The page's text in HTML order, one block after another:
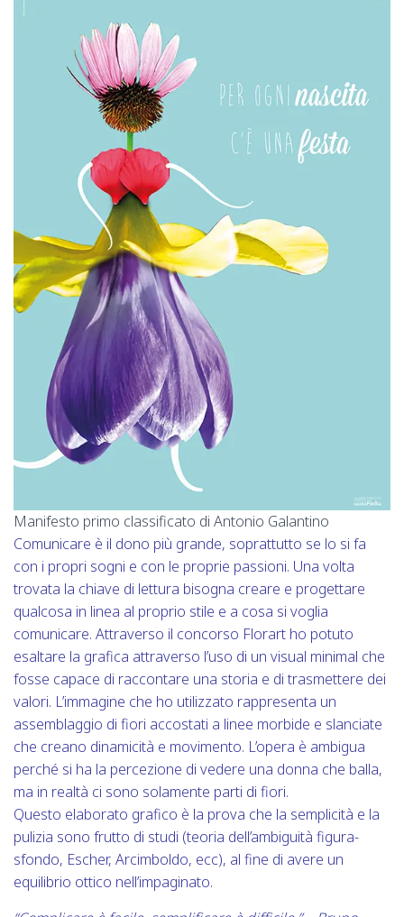
Manifesto primo classificato di Antonio Galantino
Comunicare è il dono più grande, soprattutto se lo si fa
con i propri sogni e con le proprie passioni. Una volta
trovata la chiave di lettura bisogna creare e progettare
qualcosa in linea al proprio stile e a cosa si voglia
comunicare. Attraverso il concorso Florart ho potuto
esaltare la grafica attraverso l’uso di un visual minimal che
fosse capace di raccontare una storia e di trasmettere dei
valori. L’immagine che ho utilizzato rappresenta un
assemblaggio di fiori accostati a linee morbide e slanciate
che creano dinamicità e movimento. L’opera è ambigua
perché si ha la percezione di vedere una donna che balla,
ma in realtà ci sono solamente parti di fiori.
Questo elaborato grafico è la prova che la semplicità e la
pulizia sono frutto di studi (teoria dell’ambiguità figura-
sfondo, Escher, Arcimboldo, ecc), al fine di avere un
equilibrio ottico nell’impaginato.